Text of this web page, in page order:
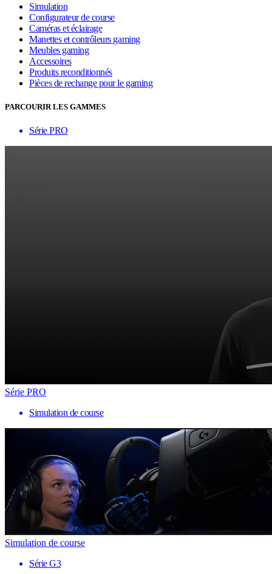
Simulation
Configurateur de course
Caméras et éclairage
Manettes et contrôleurs gaming
Meubles gaming
Accessoires
Produits reconditionnés
Pièces de rechange pour le gaming
PARCOURIR LES GAMMES
Série PRO
Série PRO
Simulation de course
Simulation de course
Série G3